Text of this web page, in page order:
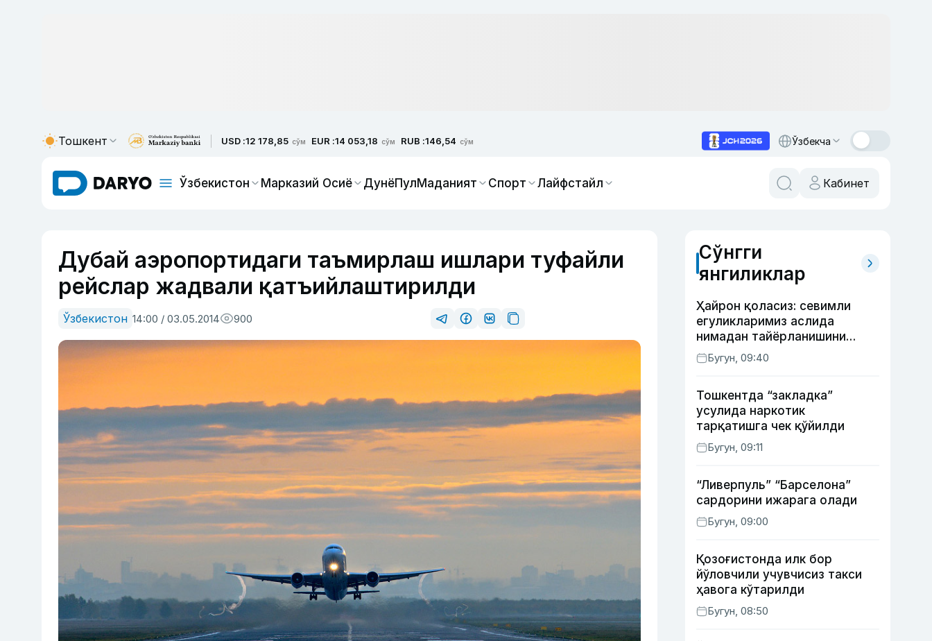
Тошкент USD :12 178,85 сўм EUR :14 053,18 сўм RUB :146,54 сўм Ўзбекча
Ўзбекистон Марказий Осиё ДунёПулМаданият Спорт Лайфстайл Кабинет
Дубай аэропортидаги таъмирлаш ишлари туфайли
рейслар жадвали қатъийлаштирилди
Ўзбекистон 14:00 / 03.05.2014 900
Сўнгги
янгиликлар
Ҳайрон қоласиз: севимли
егуликларимиз аслида
нимадан тайёрланишини
биласизми?
Бугун, 09:40
Тошкентда “закладка”
усулида наркотик
тарқатишга чек қўйилди
Бугун, 09:11
“Ливерпуль” “Барселона”
сардорини ижарага олади
Бугун, 09:00
Қозоғистонда илк бор
йўловчили учувчисиз такси
ҳавога кўтарилди
Бугун, 08:50